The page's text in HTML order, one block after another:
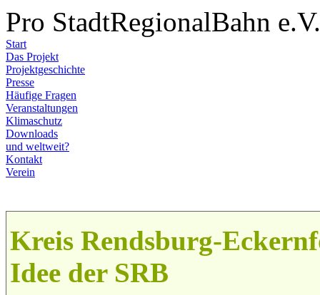
Pro StadtRegionalBahn e.V.
Start
Das Projekt
Projektgeschichte
Presse
Häufige Fragen
Veranstaltungen
Klimaschutz
Downloads
und weltweit?
Kontakt
Verein
Kreis Rendsburg-
Idee der SRB